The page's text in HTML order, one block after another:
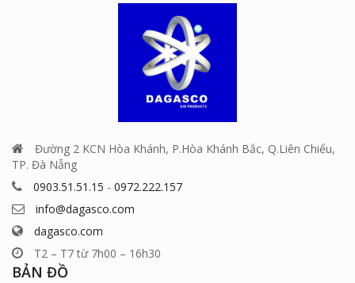
Đường 2 KCN Hòa Khánh, P.Hòa Khánh Bắc, Q.Liên Chiểu,
TP. Đà Nẵng
0903.51.51.15 - 0972.222.157
info@dagasco.com
dagasco.com
T2 – T7 từ 7h00 – 16h30
BẢN ĐỒ